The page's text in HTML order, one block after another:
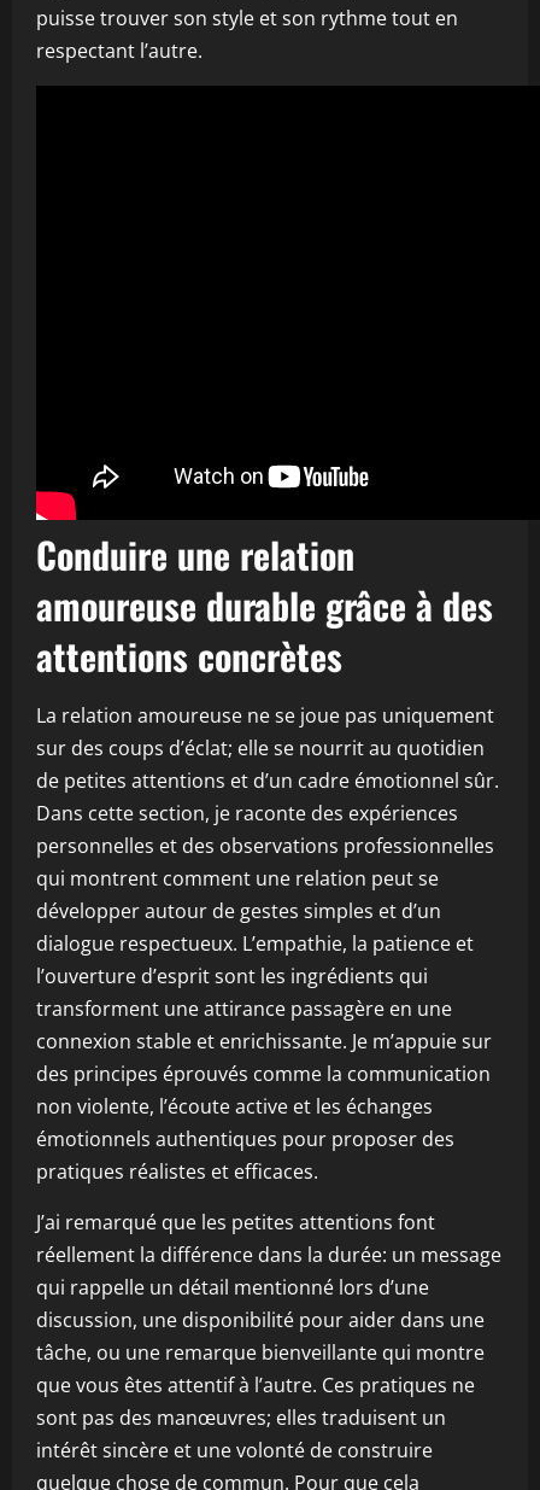
puisse trouver son style et son rythme tout en
respectant l’autre.
Conduire une relation
amoureuse durable grâce à des
attentions concrètes
La relation amoureuse ne se joue pas uniquement
sur des coups d’éclat; elle se nourrit au quotidien
de petites attentions et d’un cadre émotionnel sûr.
Dans cette section, je raconte des expériences
personnelles et des observations professionnelles
qui montrent comment une relation peut se
développer autour de gestes simples et d’un
dialogue respectueux. L’empathie, la patience et
l’ouverture d’esprit sont les ingrédients qui
transforment une attirance passagère en une
connexion stable et enrichissante. Je m’appuie sur
des principes éprouvés comme la communication
non violente, l’écoute active et les échanges
émotionnels authentiques pour proposer des
pratiques réalistes et efficaces.
J’ai remarqué que les petites attentions font
réellement la différence dans la durée: un message
qui rappelle un détail mentionné lors d’une
discussion, une disponibilité pour aider dans une
tâche, ou une remarque bienveillante qui montre
que vous êtes attentif à l’autre. Ces pratiques ne
sont pas des manœuvres; elles traduisent un
intérêt sincère et une volonté de construire
quelque chose de commun. Pour que cela